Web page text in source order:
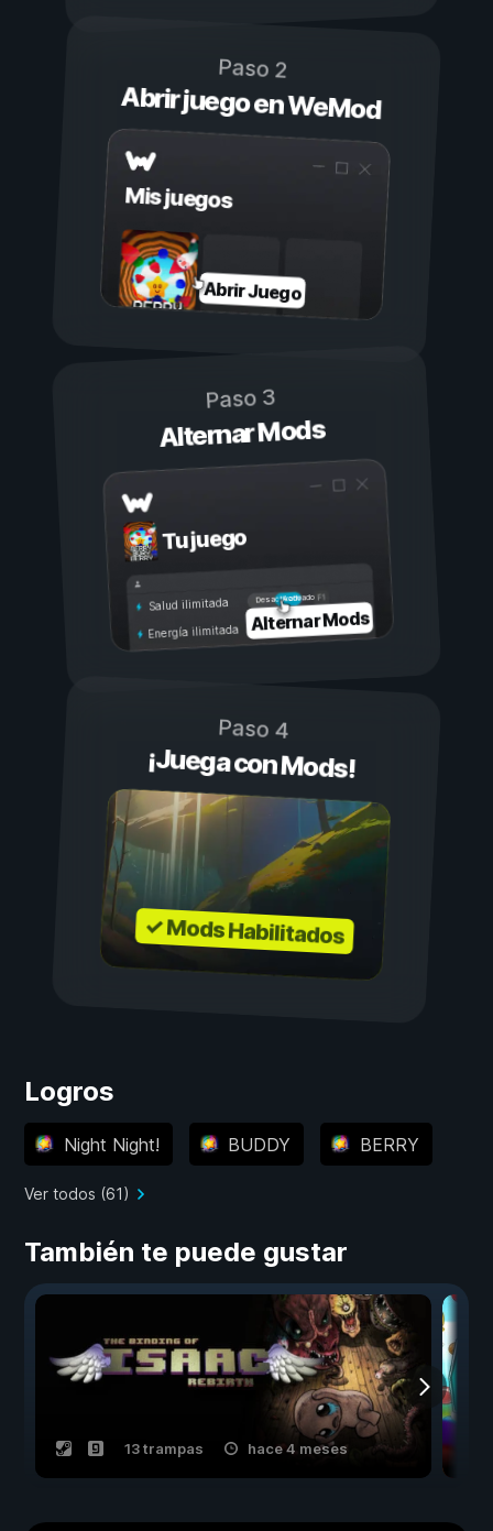
Paso 2
Abrir juego en WeMod
Mis juegos
Abrir Juego
Paso 3
Alternar Mods
Tu juego
Activado
Desactivado
Salud ilimitada
Energía ilimitada Alternar Mods
Paso 4
¡Juega con Mods!
✓ Mods Habilitados
Logros
Night Night! BUDDY BERRY
Ver todos (61)
También te puede gustar
13 trampas hace 4 meses